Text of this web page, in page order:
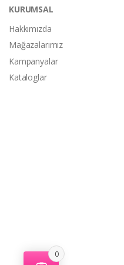
KURUMSAL
Hakkımızda
Mağazalarımız
Kampanyalar
Kataloglar
0